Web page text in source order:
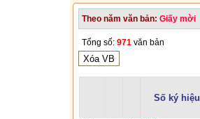
Theo năm văn bản: Giấy mời
Tổng số: 971 văn bản
Số ký hiệu